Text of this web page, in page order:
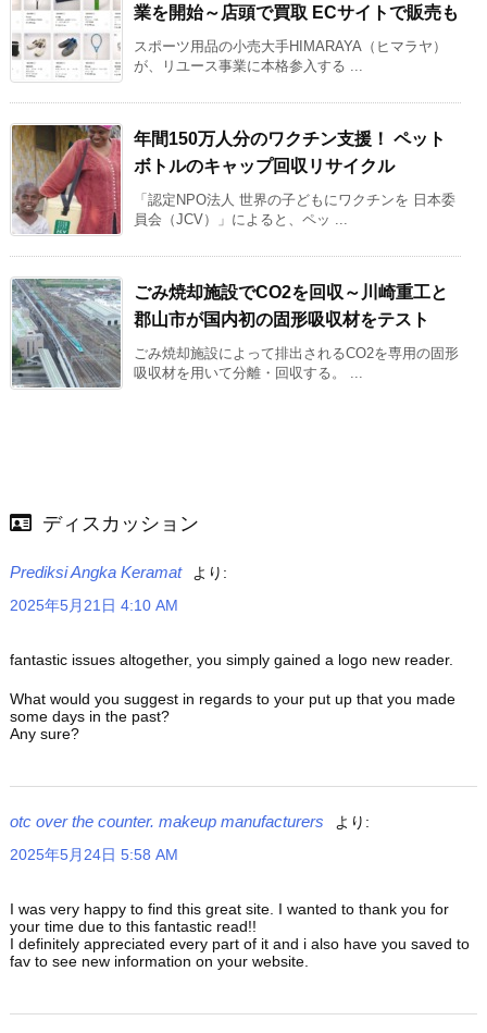
業を開始～店頭で買取 ECサイトで販売も
スポーツ用品の小売大手HIMARAYA（ヒマラヤ）
が、リユース事業に本格参入する ...
年間150万人分のワクチン支援！ ペット
ボトルのキャップ回収リサイクル
「認定NPO法人 世界の子どもにワクチンを 日本委
員会（JCV）」によると、ペッ ...
ごみ焼却施設でCO2を回収～川崎重工と
郡山市が国内初の固形吸収材をテスト
ごみ焼却施設によって排出されるCO2を専用の固形
吸収材を用いて分離・回収する。 ...
ディスカッション
Prediksi Angka Keramat
より:
2025年5月21日 4:10 AM
fantastic issues altogether, you simply gained a logo new reader.
What would you suggest in regards to your put up that you made
some days in the past?
Any sure?
otc over the counter. makeup manufacturers
より:
2025年5月24日 5:58 AM
I was very happy to find this great site. I wanted to thank you for
your time due to this fantastic read!!
I definitely appreciated every part of it and i also have you saved to
fav to see new information on your website.